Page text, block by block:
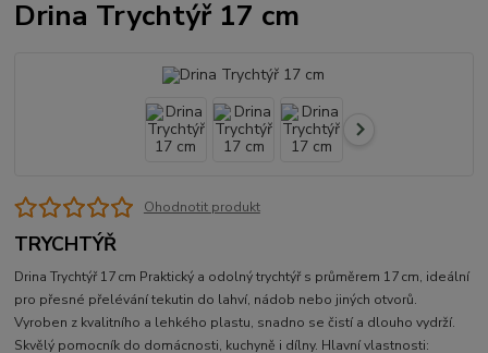
Drina Trychtýř 17 cm
Ohodnotit produkt
TRYCHTÝŘ
Drina Trychtýř 17 cm Praktický a odolný trychtýř s průměrem 17 cm, ideální
pro přesné přelévání tekutin do lahví, nádob nebo jiných otvorů.
Vyroben z kvalitního a lehkého plastu, snadno se čistí a dlouho vydrží.
Skvělý pomocník do domácnosti, kuchyně i dílny. Hlavní vlastnosti: